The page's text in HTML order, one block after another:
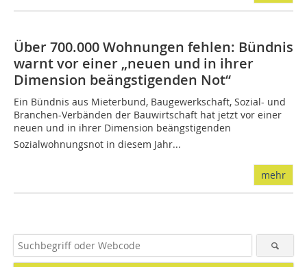
Über 700.000 Wohnungen fehlen: Bündnis
warnt vor einer „neuen und in ihrer
Dimension beängstigenden Not“
Ein Bündnis aus Mieterbund, Baugewerkschaft, Sozial- und
Branchen-Verbänden der Bauwirtschaft hat jetzt vor einer
neuen und in ihrer Dimension beängstigenden
Sozialwohnungsnot in diesem Jahr...
mehr